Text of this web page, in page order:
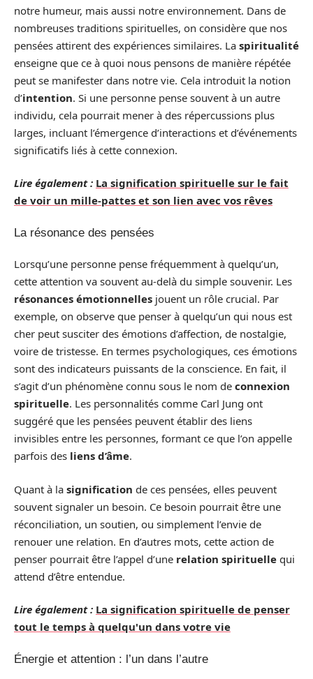
notre humeur, mais aussi notre environnement. Dans de
nombreuses traditions spirituelles, on considère que nos
pensées attirent des expériences similaires. La spiritualité
enseigne que ce à quoi nous pensons de manière répétée
peut se manifester dans notre vie. Cela introduit la notion
d’intention. Si une personne pense souvent à un autre
individu, cela pourrait mener à des répercussions plus
larges, incluant l’émergence d’interactions et d’événements
significatifs liés à cette connexion.
Lire également : La signification spirituelle sur le fait
de voir un mille-pattes et son lien avec vos rêves
La résonance des pensées
Lorsqu’une personne pense fréquemment à quelqu’un,
cette attention va souvent au-delà du simple souvenir. Les
résonances émotionnelles jouent un rôle crucial. Par
exemple, on observe que penser à quelqu’un qui nous est
cher peut susciter des émotions d’affection, de nostalgie,
voire de tristesse. En termes psychologiques, ces émotions
sont des indicateurs puissants de la conscience. En fait, il
s’agit d’un phénomène connu sous le nom de connexion
spirituelle. Les personnalités comme Carl Jung ont
suggéré que les pensées peuvent établir des liens
invisibles entre les personnes, formant ce que l’on appelle
parfois des liens d’âme.
Quant à la signification de ces pensées, elles peuvent
souvent signaler un besoin. Ce besoin pourrait être une
réconciliation, un soutien, ou simplement l’envie de
renouer une relation. En d’autres mots, cette action de
penser pourrait être l’appel d’une relation spirituelle qui
attend d’être entendue.
Lire également : La signification spirituelle de penser
tout le temps à quelqu'un dans votre vie
Énergie et attention : l’un dans l’autre